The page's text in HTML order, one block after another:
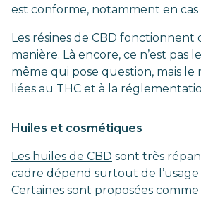
est conforme, notamment en
Les résines de CBD fonctionnent
manière. Là encore, ce n’est pas
même qui pose question, mais le
liées au THC et à la
Huiles et cosmétiques
Les huiles de CBD sont très
cadre dépend surtout de l’usage
Certaines sont proposées